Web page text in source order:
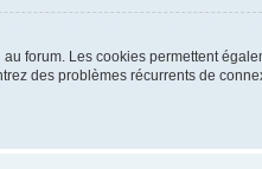
forum. Les cookies permettent
des problèmes récurrents de